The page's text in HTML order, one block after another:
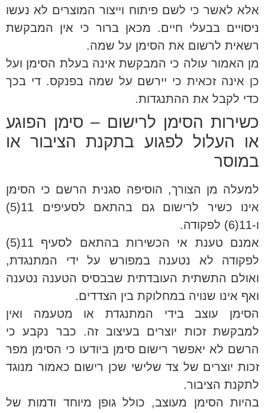
אלא לאשר כי לשם פיתוח וייצור המוצרים לא נעשו
ניסויים בבעלי חיים. מכאן ברור כי אין המבקשת
רשאית לרשום את הסימן על שמה.
מן האמור עולה כי המבקשת אינה בעלת הסימן ועל
כן אינה זכאית כי יירשם על שמה בפנקס. די בכך
כדי לקבל את ההתנגדות.
כשירות הסימן לרישום – סימן הפוגע
או העלול לפגוע בתקנת הציבור או
במוסר
למעלה מן הצורך, הוסיפה סגנית הרשם כי הסימן
אינו כשיר לרישום גם בהתאם לסעיפים 11(5)
ו-11(6) לפקודה.
אמנם טענת אי הכשירות בהתאם לסעיף 11(5)
לפקודה לא נטענה במפורש על ידי המתנגדת,
ואולם התשתית העובדתית שבבסיס הטענה נטענה
ואף אינו שנויה במחלוקת בין הצדדים.
הסימן עוצב בידי המתנגדת או מטעמה ואין
למבקשת זכות יוצרים בעיצוב זה. כבר נקבע כי
הרשם לא יאפשר רישום סימן ביודעו כי הסימן מפר
זכות יוצרים של צד שלישי שכן רישום כאמור מנוגד
לתקנת הציבור.
בהיות הסימן מעוצב, כולל גופן מיוחד ודמות של